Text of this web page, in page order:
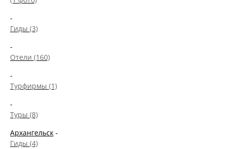
-
Гиды (3)
-
Отели (160)
-
Турфирмы (1)
-
Туры (8)
Архангельск -
Гиды (4)